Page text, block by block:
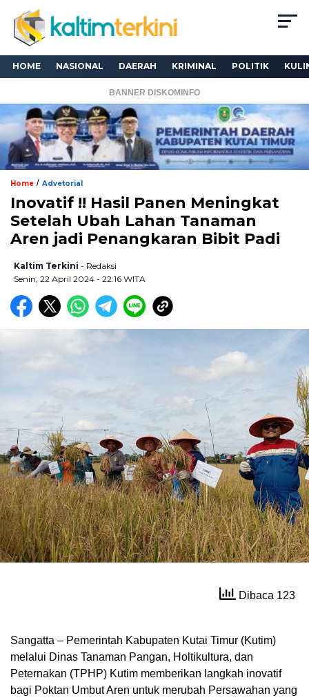
HOME NASIONAL DAERAH KRIMINAL POLITIK
BANNER DISKOMINFO
Home / Advetorial
Inovatif !! Hasil Panen Meningkat
Setelah Ubah Lahan Tanaman
Aren jadi Penangkaran Bibit Padi
Kaltim Terkini - Redaksi
Senin, 22 April 2024 - 22:16 WITA
Dibaca 123
Sangatta – Pemerintah Kabupaten Kutai Timur (Kutim)
melalui Dinas Tanaman Pangan, Holtikultura, dan
Peternakan (TPHP) Kutim memberikan langkah inovatif
bagi Poktan Umbut Aren untuk merubah Persawahan yang